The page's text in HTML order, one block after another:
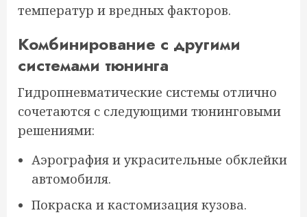
температур и вредных факторов.
Комбинирование с другими
системами тюнинга
Гидропневматические системы отлично
сочетаются с следующими тюнинговыми
решениями:
Аэрография и украсительные обклейки
автомобиля.
Покраска и кастомизация кузова.